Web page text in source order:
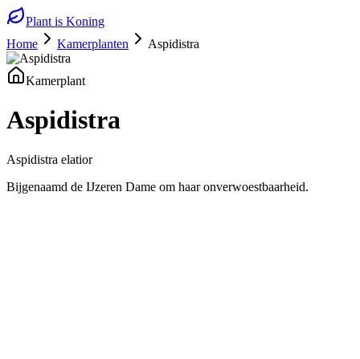
Plant is Koning
Home
Kamerplanten Aspidistra
Kamerplant
Aspidistra
Aspidistra elatior
Bijgenaamd de IJzeren Dame om haar onverwoestbaarheid.